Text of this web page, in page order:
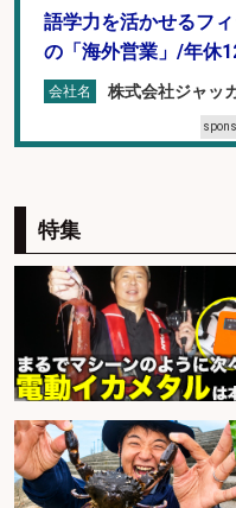
語学力を活かせるフ
の「海外営業」/年休
会社名 株式会社ジャッ
シスタントのお仕事/
勤務可/営業事務/軽作
会社名 株式会社パソナ
宮崎/魚や漁業に関わ
会社名 宮崎県漁業協同
特集